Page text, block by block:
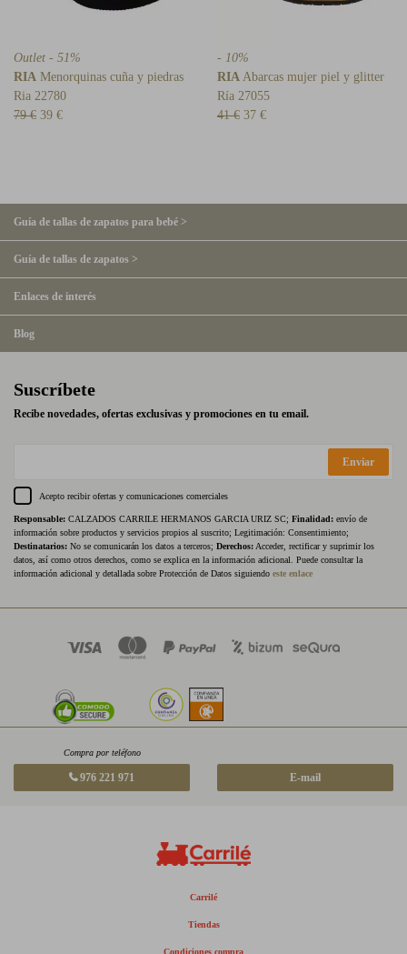
Outlet - 51%
RIA Menorquinas cuña y piedras
Ria 22780
79 € 39 €
- 10%
RIA Abarcas mujer piel y glitter
Ría 27055
41 € 37 €
Guía de tallas de zapatos para bebé >
Guía de tallas de zapatos >
Enlaces de interés
Blog
Suscríbete
Recibe novedades, ofertas exclusivas y promociones en tu email.
Enviar
Acepto recibir ofertas y comunicaciones comerciales
Responsable: CALZADOS CARRILE HERMANOS GARCIA URIZ SC; Finalidad: envío de
información sobre productos y servicios propios al suscrito; Legitimación: Consentimiento;
Destinatarios: No se comunicarán los datos a terceros; Derechos: Acceder, rectificar y suprimir los
datos, así como otros derechos, como se explica en la información adicional. Puede consultar la
información adicional y detallada sobre Protección de Datos siguiendo este enlace
Compra por teléfono
976 221 971 E-mail
Carrilé
Tiendas
Condiciones compra